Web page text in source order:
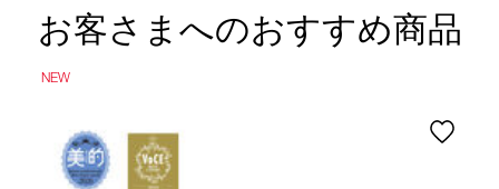
お客さまへのおすすめ商品
NEW